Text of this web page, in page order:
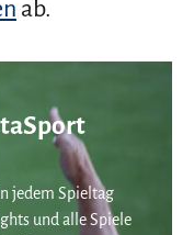
ab.
jedem Spieltag
und alle Spiele